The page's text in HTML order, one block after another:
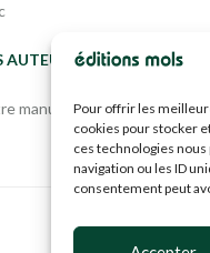
Pour offrir les
cookies pour stocker
ces technologies
navigation ou les ID
consentement peut
AUTEURS
manuscrit